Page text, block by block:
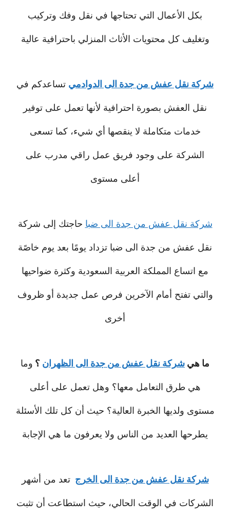
بكل الأعمال التي تحتاجها في نقل وفك وتركيب
وتغليف كل محتويات الأثاث المنزلي باحترافية عالية
شركة نقل عفش من جدة الى الدوادمي تساعدكم في
نقل العفش بصورة احترافية لأنها تعمل على توفير
خدمات متكاملة لا ينقصها أي شيء، كما تسعى
الشركة على وجود فريق عمل راقي مدرب على
أعلى مستوى
شركة نقل عفش من جدة الى ضبا حاجتك إلى شركة
نقل عفش من جدة الى ضبا تزداد يومًا بعد يوم خاصًة
مع اتساع المملكة العربية السعودية وكثرة ضواحيها
والتي تفتح أمام الآخرين فرص عمل جديدة أو ظروف
أخرى
ما هي شركة نقل عفش من جدة الى الظهران ؟ وما
هي طرق التعامل معها؟ وهل تعمل على أعلى
مستوى ولديها الخبرة العالية؟ حيث أن كل تلك الأسئلة
يطرحها العديد من الناس ولا يعرفون ما هي الإجابة
شركة نقل عفش من جدة الى الخرج تعد من أشهر
الشركات في الوقت الحالي، حيث استطاعت أن تثبت